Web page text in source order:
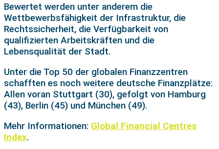
Bewertet werden unter anderem die
Wettbewerbsfähigkeit der Infrastruktur, die
Rechtssicherheit, die Verfügbarkeit von
qualifizierten Arbeitskräften und die
Lebensqualität der Stadt.
Unter die Top 50 der globalen Finanzzentren
schafften es noch weitere deutsche Finanzplätze:
Allen voran Stuttgart (30), gefolgt von Hamburg
(43), Berlin (45) und München (49).
Mehr Informationen: Global Financial Centres
Index.